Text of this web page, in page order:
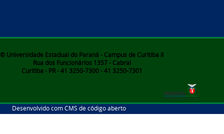
© Universidade Estadual do Paraná - Campus de Curitiba II
Rua dos Funcionários 1357 - Cabral
Curitiba - PR - 41 3250-7300 - 41 3250-7301
Desenvolvido com CMS de código aberto